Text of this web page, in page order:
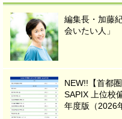
編集長・加藤
会いたい人」
NEW!!【首都
SAPIX 上位校
年度版（2026